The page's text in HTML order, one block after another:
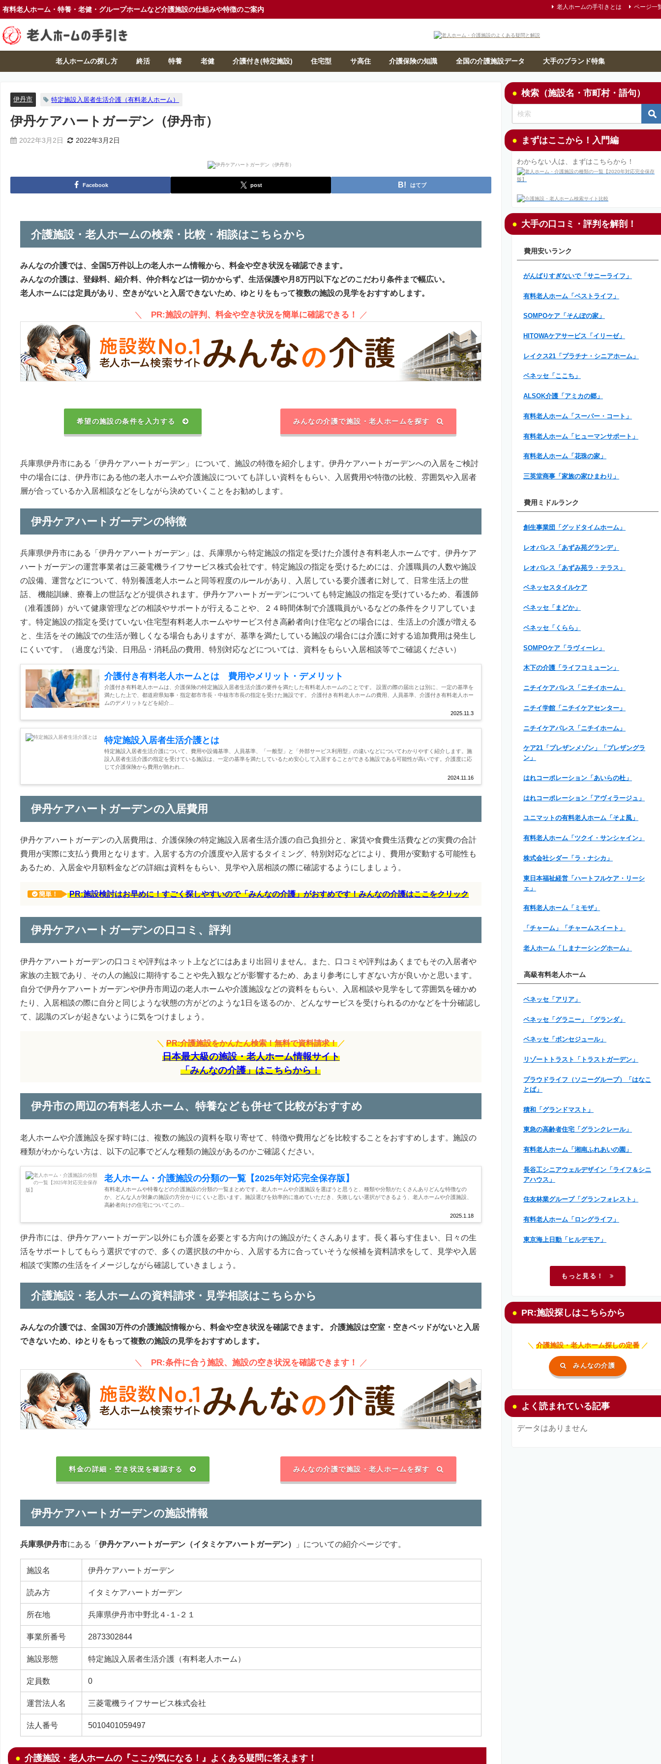
有料老人ホーム・特養・老健・グループホームなど介護施設の仕組みや特徴のご案内 老人ホームの手引きとは ページ一
老人ホームの探し方 終活 特養 老健 介護付き(特定施設) 住宅型 サ高住 介護保険の知識 全国の介護施設データ 大手のブランド特集
伊丹市 特定施設入居者生活介護（有料老人ホーム）
伊丹ケアハートガーデン（伊丹市）
2022年3月2日 2022年3月2日
Facebook post はてブ
介護施設・老人ホームの検索・比較・相談はこちらから
みんなの介護では、全国5万件以上の老人ホーム情報から、料金や空き状況を確認できます。
みんなの介護は、登録料、紹介料、仲介料などは一切かからず、生活保護や月8万円以下などのこだわり条件まで幅広い。
老人ホームには定員があり、空きがないと入居できないため、ゆとりをもって複数の施設の見学をおすすめします。
＼ PR:施設の評判、料金や空き状況を簡単に確認できる！ ／
希望の施設の条件を入力する みんなの介護で施設・老人ホームを探す
兵庫県伊丹市にある「伊丹ケアハートガーデン」 について、施設の特徴を紹介します。伊丹ケアハートガーデンへの入居をご検討
中の場合には、伊丹市にある他の老人ホームや介護施設についても詳しい資料をもらい、入居費用や特徴の比較、雰囲気や入居者
層が合っているか入居相談などをしながら決めていくことをお勧めします。
伊丹ケアハートガーデンの特徴
兵庫県伊丹市にある「伊丹ケアハートガーデン」は、兵庫県から特定施設の指定を受けた介護付き有料老人ホームです。伊丹ケア
ハートガーデンの運営事業者は三菱電機ライフサービス株式会社です。特定施設の指定を受けるためには、介護職員の人数や施設
の設備、運営などについて、特別養護老人ホームと同等程度のルールがあり、入居している要介護者に対して、日常生活上の世
話、 機能訓練、療養上の世話などが提供されます。伊丹ケアハートガーデンについても特定施設の指定を受けているため、看護師
（准看護師）がいて健康管理などの相談やサポートが行えることや、２４時間体制で介護職員がいるなどの条件をクリアしていま
す。特定施設の指定を受けていない住宅型有料老人ホームやサービス付き高齢者向け住宅などの場合には、生活上の介護が増える
と、生活をその施設での生活が難しくなる場合もありますが、基準を満たしている施設の場合には介護に対する追加費用は発生し
にくいです。（過度な汚染、日用品・消耗品の費用、特別対応などについては、資料をもらい入居相談等でご確認ください）
介護付き有料老人ホームとは 費用やメリット・デメリット
2025.11.3
介護付き有料老人ホームは、介護保険の特定施設入居者生活介護の要件を満たした有料老人ホームのことです。 設置の際の届出とは別に、一定の基準を
満たした上で、都道府県知事・指定都市市長・中核市市長の指定を受けた施設です。 介護付き有料老人ホームの費用、人員基準、介護付き有料老人ホー
ムのデメリットなどを紹介...
特定施設入居者生活介護とは
2024.11.16
特定施設入居者生活介護について、費用や設備基準、人員基準、「一般型」と「外部サービス利用型」の違いなどについてわかりやすく紹介します。施
設入居者生活介護の指定を受けている施設は、一定の基準を満たしているため安心して入居することができる施設である可能性が高いです。介護度に応
じて介護保険から費用が賄われ...
伊丹ケアハートガーデンの入居費用
伊丹ケアハートガーデンの入居費用は、介護保険の特定施設入居者生活介護の自己負担分と、家賃や食費生活費などの実費の合計
費用が実際に支払う費用となります。入居する方の介護度や入居するタイミング、特別対応などにより、費用が変動する可能性も
あるため、入居金や月額料金などの詳細は資料をもらい、見学や入居相談の際に確認するようにしましょう。
簡単！ PR:施設検討はお早めに！すごく探しやすいので「みんなの介護」がおすめです！みんなの介護はここをクリック
伊丹ケアハートガーデンの口コミ、評判
伊丹ケアハートガーデンの口コミや評判はネット上などにはあまり出回りません。また、口コミや評判はあくまでもその入居者や
家族の主観であり、その人の施設に期待することや先入観などが影響するため、あまり参考にしすぎない方が良いかと思います。
自分で伊丹ケアハートガーデンや伊丹市周辺の老人ホームや介護施設などの資料をもらい、入居相談や見学をして雰囲気を確かめ
たり、入居相談の際に自分と同じような状態の方がどのような1日を送るのか、どんなサービスを受けられるのかなどを十分確認し
て、認識のズレが起きないように気をつけましょう。
＼ PR:介護施設をかんたん検索！無料で資料請求！ ／
日本最大級の施設・老人ホーム情報サイト
「みんなの介護」はこちらから！
伊丹市の周辺の有料老人ホーム、特養なども併せて比較がおすすめ
老人ホームや介護施設を探す時には、複数の施設の資料を取り寄せて、特徴や費用などを比較することをおすすめします。施設の
種類がわからない方は、以下の記事でどんな種類の施設があるのかご確認ください。
老人ホーム・介護施設の分類の一覧【2025年対応完全保存版】
2025.1.18
有料老人ホームや特養などの介護施設の分類の一覧まとめです。老人ホームや介護施設を選ぼうと思うと、種類や分類がたくさんありどんな特徴なの
か、どんな人が対象の施設の方分かりにくいと思います。施設選びを効率的に進めていただき、失敗しない選択ができるよう、老人ホームや介護施設、
高齢者向けの住宅についてこの...
伊丹市には、伊丹ケアハートガーデン以外にも介護を必要とする方向けの施設がたくさんあります。長く暮らす住まい、日々の生
活をサポートしてもらう選択ですので、多くの選択肢の中から、入居する方に合っていそうな候補を資料請求をして、見学や入居
相談で実際の生活をイメージしながら確認していきましょう。
介護施設・老人ホームの資料請求・見学相談はこちらから
みんなの介護では、全国30万件の介護施設情報から、料金や空き状況を確認できます。
介護施設は空室・空きベッドがないと入居
できないため、ゆとりをもって複数の施設の見学をおすすめします。
＼ PR:条件に合う施設、施設の空き状況を確認できます！ ／
料金の詳細・空き状況を確認する みんなの介護で施設・老人ホームを探す
伊丹ケアハートガーデンの施設情報
兵庫県伊丹市にある「 伊丹ケアハートガーデン（イタミケアハートガーデン） 」についての紹介ページです。
施設名 伊丹ケアハートガーデン
読み方 イタミケアハートガーデン
所在地 兵庫県伊丹市中野北４-１-２１
事業所番号 2873302844
施設形態 特定施設入居者生活介護（有料老人ホーム）
定員数 0
運営法人名 三菱電機ライフサービス株式会社
法人番号 5010401059497
介護施設・老人ホームの『ここが気になる！』よくある疑問に答えます！
検索（施設名・市町村・語句）
まずはここから！入門編
わからない人は、まずはこちらから！
大手の口コミ・評判を解剖！
費用安いランク
がんばりすぎないで「サニーライフ」
有料老人ホーム「ベストライフ」
SOMPOケア「そんぽの家」
HITOWAケアサービス「イリーゼ」
レイクス21「プラチナ・シニアホーム」
ベネッセ「ここち」
ALSOK介護「アミカの郷」
有料老人ホーム「スーパー・コート」
有料老人ホーム「ヒューマンサポート」
有料老人ホーム「花珠の家」
三英堂商事「家族の家ひまわり」
費用ミドルランク
創生事業団「グッドタイムホーム」
レオパレス「あずみ苑グランデ」
レオパレス「あずみ苑ラ・テラス」
ベネッセスタイルケア
ベネッセ「まどか」
ベネッセ「くらら」
SOMPOケア「ラヴィーレ」
木下の介護「ライフコミューン」
ニチイケアパレス「ニチイホーム」
ニチイ学館「ニチイケアセンター」
ニチイケアパレス「ニチイホーム」
ケア21「プレザンメゾン」「プレザングラ
ン」
はれコーポレーション「あいらの杜」
はれコーポレーション「アヴィラージュ」
ユニマットの有料老人ホーム「そよ風」
有料老人ホーム「ツクイ・サンシャイン」
株式会社シダー「ラ・ナシカ」
東日本福祉経営「ハートフルケア・リーシ
ェ」
有料老人ホーム「ミモザ」
「チャーム」「チャームスイート」
老人ホーム「しまナーシングホーム」
高級有料老人ホーム
ベネッセ「アリア」
ベネッセ「グラニー」「グランダ」
ベネッセ「ボンセジュール」
リゾートトラスト「トラストガーデン」
プラウドライフ（ソニーグループ）「はなこ
とば」
積和「グランドマスト」
東急の高齢者住宅「グランクレール」
有料老人ホーム「湘南ふれあいの園」
長谷工シニアウェルデザイン「ライフ＆シニ
アハウス」
住友林業グループ「グランフォレスト」
有料老人ホーム「ロングライフ」
東京海上日動「ヒルデモア」
もっと見る！
PR:施設探しはこちらから
＼ 介護施設・老人ホーム探しの定番 ／
みんなの介護
よく読まれている記事
データはありません